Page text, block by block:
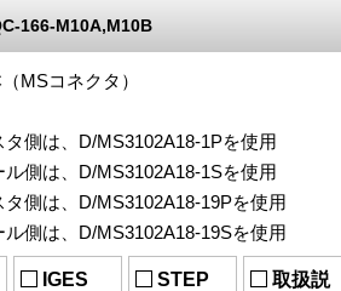
166-M10A,M10B
MSコネクタ）
タ側は、D/MS3102A18-1Pを使用
ル側は、D/MS3102A18-1Sを使用
タ側は、D/MS3102A18-19Pを使用
ル側は、D/MS3102A18-19Sを使用
IGES STEP
取扱説